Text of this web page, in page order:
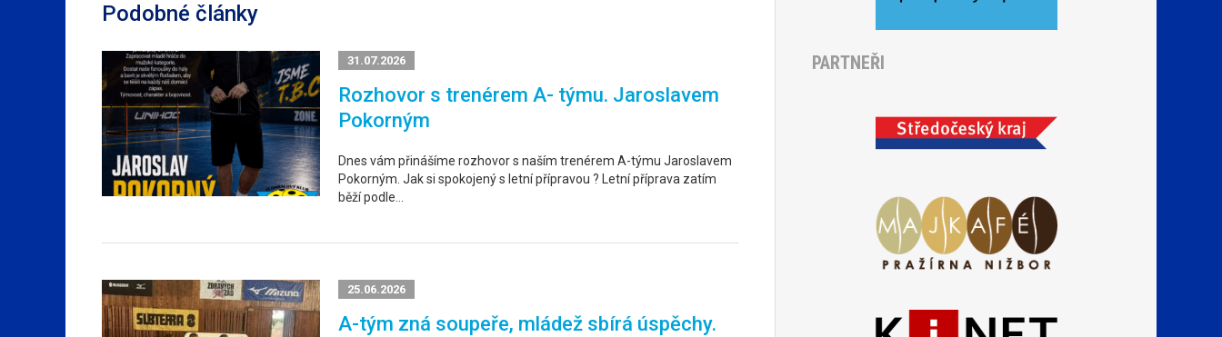
Podobné články
31.07.2026
Rozhovor s trenérem A- týmu. Jaroslavem
Pokorným
Dnes vám přinášíme rozhovor s naším trenérem A-týmu Jaroslavem
Pokorným. Jak si spokojený s letní přípravou ? Letní příprava zatím
běží podle…
25.06.2026
A-tým zná soupeře, mládež sbírá úspěchy.
PARTNEŘI